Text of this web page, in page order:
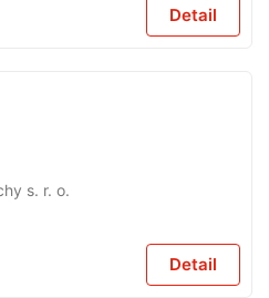
Detail
s. r. o.
Detail